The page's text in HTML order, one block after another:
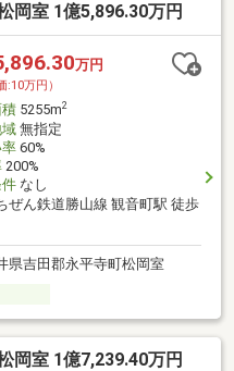
岡室 1億5,896.30万円
万円
:10万円）
5255m2
無指定
60%
200%
なし
ぜん鉄道勝山線 観音町駅 徒歩
県吉田郡永平寺町松岡室
岡室 1億7,239.40万円